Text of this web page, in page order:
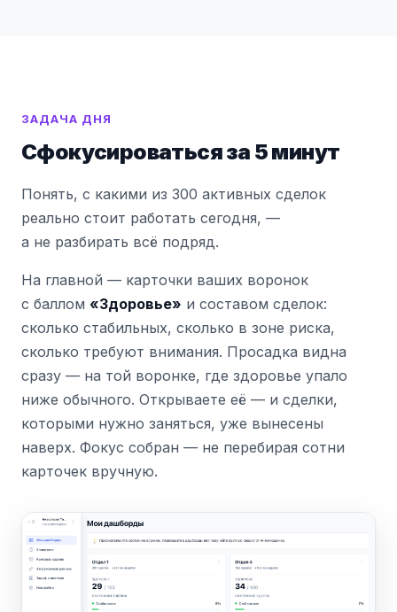
ЗАДАЧА ДНЯ
Сфокусироваться за 5 минут
Понять, с какими из 300 активных сделок
реально стоит работать сегодня, —
а не разбирать всё подряд.
На главной — карточки ваших воронок
с баллом «Здоровье» и составом сделок:
сколько стабильных, сколько в зоне риска,
сколько требуют внимания. Просадка видна
сразу — на той воронке, где здоровье упало
ниже обычного. Открываете её — и сделки,
которыми нужно заняться, уже вынесены
наверх. Фокус собран — не перебирая сотни
карточек вручную.